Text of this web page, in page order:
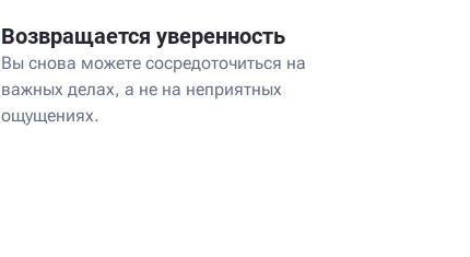
Возвращается уверенность
Вы снова можете сосредоточиться на
важных делах, а не на неприятных
ощущениях.